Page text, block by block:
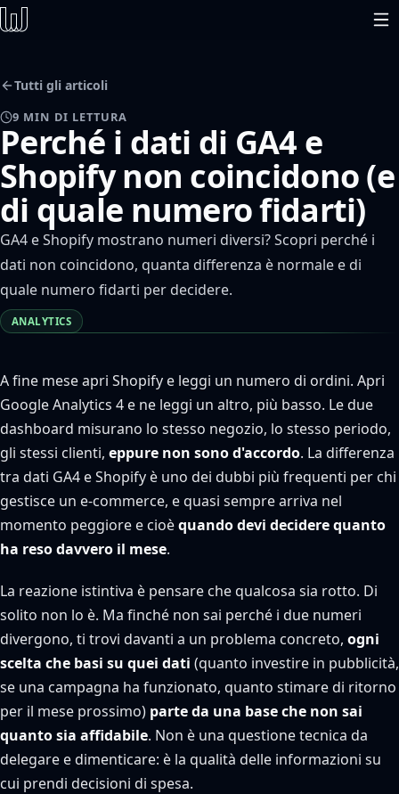
Tutti gli articoli
9 MIN DI LETTURA
Perché i dati di GA4 e
Shopify non coincidono (e
di quale numero fidarti)
GA4 e Shopify mostrano numeri diversi? Scopri perché i
dati non coincidono, quanta differenza è normale e di
quale numero fidarti per decidere.
ANALYTICS
A fine mese apri Shopify e leggi un numero di ordini. Apri
Google Analytics 4 e ne leggi un altro, più basso. Le due
dashboard misurano lo stesso negozio, lo stesso periodo,
gli stessi clienti, eppure non sono d'accordo. La differenza
tra dati GA4 e Shopify è uno dei dubbi più frequenti per chi
gestisce un e-commerce, e quasi sempre arriva nel
momento peggiore e cioèquando devi decidere quanto
ha reso davvero il mese.
La reazione istintiva è pensare che qualcosa sia rotto. Di
solito non lo è. Ma finché non sai perché i due numeri
divergono, ti trovi davanti a un problema concreto, ogni
scelta che basi su quei dati (quanto investire in pubblicità,
se una campagna ha funzionato, quanto stimare di ritorno
per il mese prossimo) parte da una base che non sai
quanto sia affidabile. Non è una questione tecnica da
delegare e dimenticare: è la qualità delle informazioni su
cui prendi decisioni di spesa.